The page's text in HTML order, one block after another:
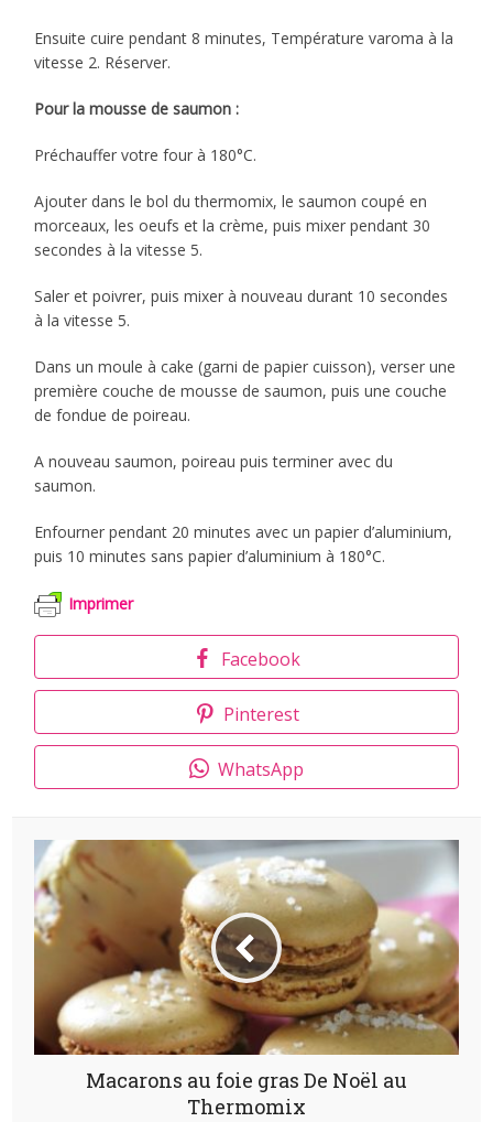
Ensuite cuire pendant 8 minutes, Température varoma à la
vitesse 2. Réserver.
Pour la mousse de saumon :
Préchauffer votre four à 180°C.
Ajouter dans le bol du thermomix, le saumon coupé en
morceaux, les oeufs et la crème, puis mixer pendant 30
secondes à la vitesse 5.
Saler et poivrer, puis mixer à nouveau durant 10 secondes
à la vitesse 5.
Dans un moule à cake (garni de papier cuisson), verser une
première couche de mousse de saumon, puis une couche
de fondue de poireau.
A nouveau saumon, poireau puis terminer avec du
saumon.
Enfourner pendant 20 minutes avec un papier d’aluminium,
puis 10 minutes sans papier d’aluminium à 180°C.
Imprimer
Facebook
Pinterest
WhatsApp
Macarons au foie gras De Noël au
Thermomix